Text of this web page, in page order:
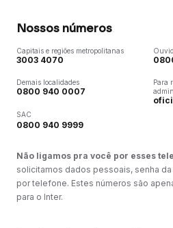
Nossos números
Capitais e regiões metropolitanas
3003 4070
Demais localidades
0800 940 0007
SAC
0800 940 9999
Para
Não ligamos pra você por esses
solicitamos dados pessoais, senha
por telefone. Estes números são
para o Inter.